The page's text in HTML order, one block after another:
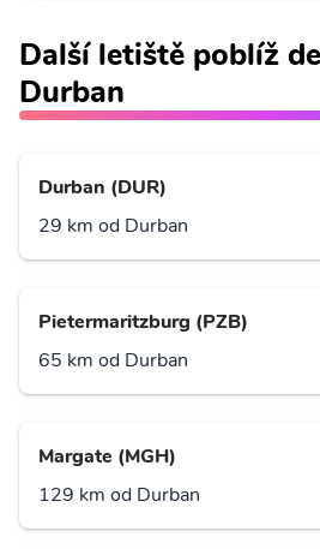
Další letiště poblíž
Durban
Durban (DUR)
29 km od Durban
Pietermaritzburg (PZB)
65 km od Durban
Margate (MGH)
129 km od Durban